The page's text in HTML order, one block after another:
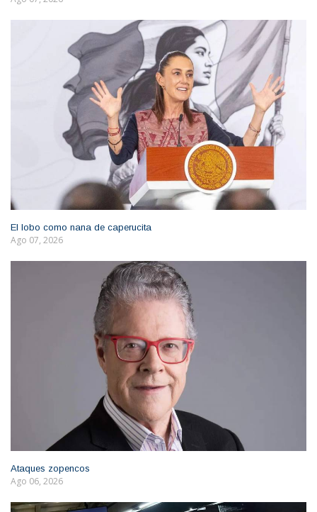
El lobo como nana de caperucita
Ago 07, 2026
Ataques zopencos
Ago 06, 2026